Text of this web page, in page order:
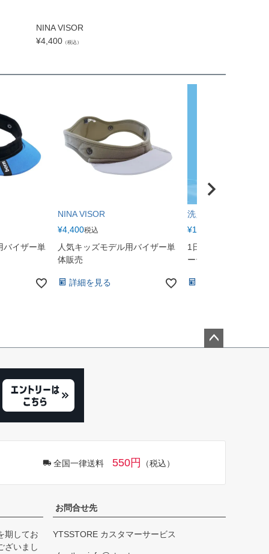
NINA VISOR
¥4,400 （税込）
バイザー単
NINA VISOR
¥4,400税込
人気キッズモデル用バイザー単
体販売
詳細を見る
洗える70億人のマス
¥1,265
1日約14円！30回洗
ーティングマスク
全国一律送料550円 （税込）
期してお
ざいまし
お問合せ先
YTSSTORE カスタマーサービス